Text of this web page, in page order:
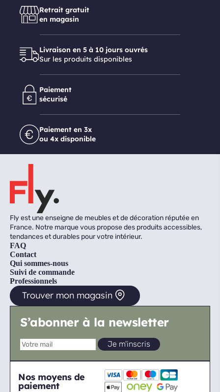
Retrait gratuit
en magasin
Livraison en 5 à 10 jours ouvrés
Sur les produits disponibles
Paiement
sécurisé
Paiement en 3x
ou 4x disponible
Fly est une enseigne de meubles et de décoration réputée en
France. Notre marque vous propose des produits accessibles,
tendances et durables pour votre intérieur.
FAQ
Contact
Qui sommes-nous
Suivi de commande
Professionnels
Trouver mon magasin
S’abonner à la newsletter
Nos moyens de
paiement